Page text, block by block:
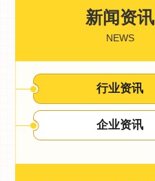
新闻资讯
NEWS
行业资讯
企业资讯